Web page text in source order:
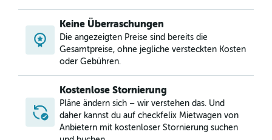
Keine Überraschungen
Die angezeigten Preise sind bereits die
Gesamtpreise, ohne jegliche versteckten Kosten
oder Gebühren.
Kostenlose Stornierung
Pläne ändern sich – wir verstehen das. Und
daher kannst du auf checkfelix Mietwagen von
Anbietern mit kostenloser Stornierung suchen